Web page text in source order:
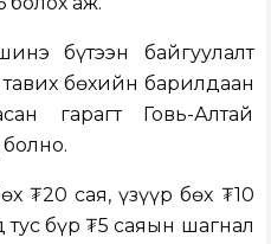
бүтээн байгуулалт
бөхийн барилдаан
гарагт Говь-Алтай
₮20 сая, үзүүр бөх ₮10
бүр ₮5 саяын шагнал